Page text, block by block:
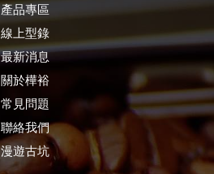
產品專區
線上型錄
最新消息
關於樺裕
常見問題
聯絡我們
漫遊古坑